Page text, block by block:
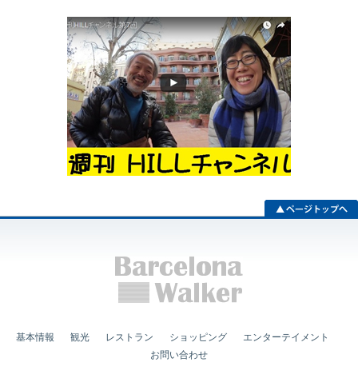
基本情報 観光 レストラン ショッピング
エンターテイメント
お問い合わせ